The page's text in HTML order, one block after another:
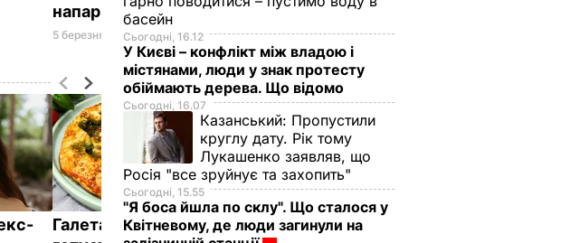
напарниці
5 березня, 11.16 СПОРТ
Галета з томатами
"Яка мама, такі й
басейн
Сьогодні, 16.12
У Києві – конфлікт між владою і
містянами, люди у знак протесту
обіймають дерева. Що відомо
Сьогодні, 16.07
Казанський: Пропустили
круглу дату. Рік тому
Лукашенко заявляв, що
Росія "все зруйнує та захопить"
Сьогодні, 15.55
"Я боса йшла по склу". Що сталося у
Квітневому, де люди загинули на